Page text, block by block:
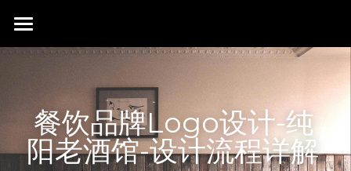
首页
行业成就
同行赞誉
荣膺奖项
关于我们
联系我们
阳老酒馆-设计流程详解